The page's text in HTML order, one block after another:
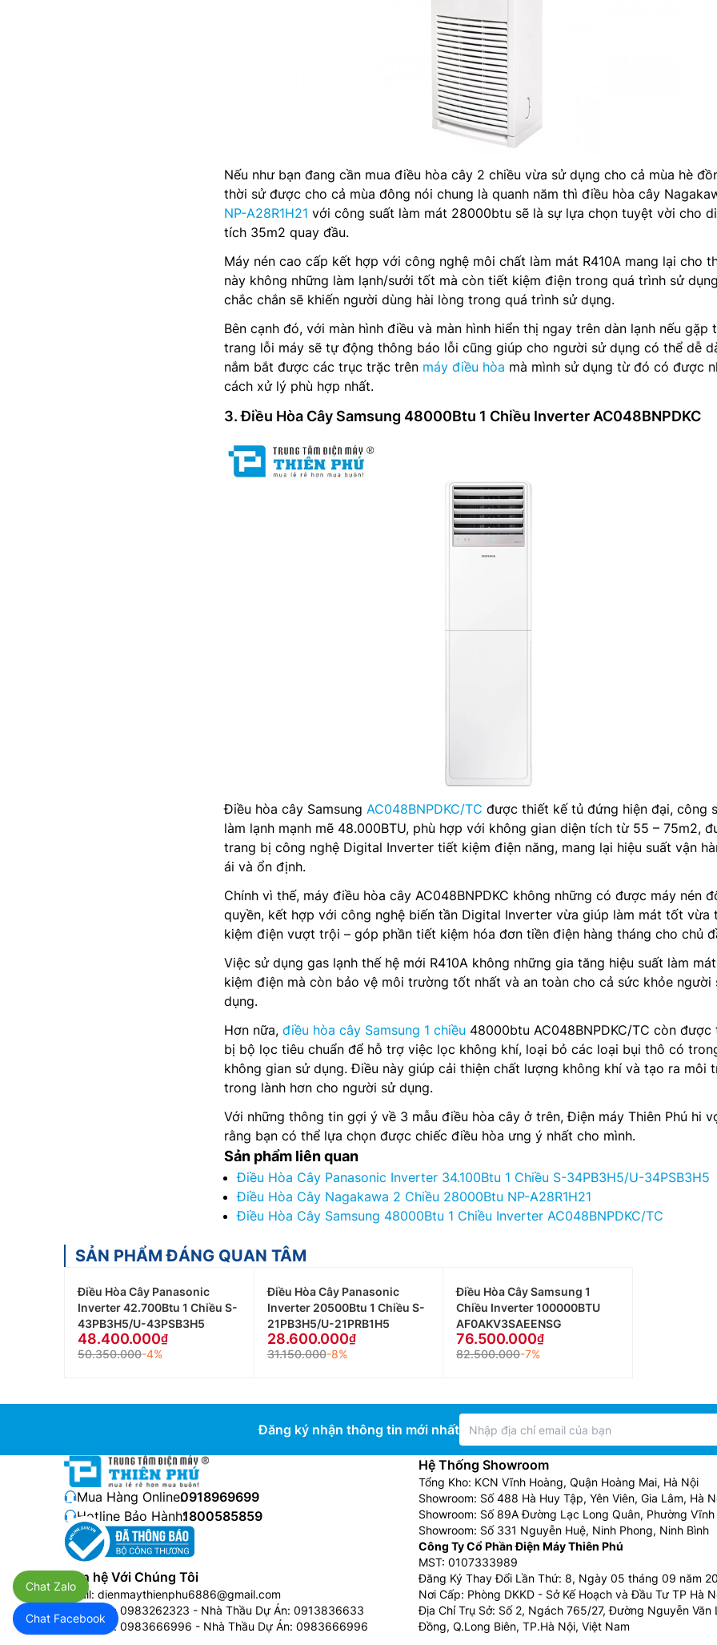
Nếu như bạn đang cần mua điều hòa cây 2 chiều vừa sử dụng cho cả mùa hè
thời sử được cho cả mùa đông nói chung là quanh năm thì điều hòa cây
NP-A28R1H21 với công suất làm mát 28000btu sẽ là sự lựa chọn tuyệt vời cho
tích 35m2 quay đầu.
Máy nén cao cấp kết hợp với công nghệ môi chất làm mát R410A mang lại cho
này không những làm lạnh/sưởi tốt mà còn tiết kiệm điện trong quá trình sử
chắc chắn sẽ khiến người dùng hài lòng trong quá trình sử dụng.
Bên cạnh đó, với màn hình điều và màn hình hiển thị ngay trên dàn lạnh nếu gặp
trang lỗi máy sẽ tự động thông báo lỗi cũng giúp cho người sử dụng có thể dễ
nắm bắt được các trục trặc trên máy điều hòa mà mình sử dụng từ đó có được
cách xử lý phù hợp nhất.
3. Điều Hòa Cây Samsung 48000Btu 1 Chiều Inverter AC048BNPDKC
Điều hòa cây Samsung AC048BNPDKC/TC được thiết kế tủ đứng hiện đại, công
làm lạnh mạnh mẽ 48.000BTU, phù hợp với không gian diện tích từ 55 – 75m2,
trang bị công nghệ Digital Inverter tiết kiệm điện năng, mang lại hiệu suất vận
ái và ổn định.
Chính vì thế, máy điều hòa cây AC048BNPDKC không những có được máy nén
quyền, kết hợp với công nghệ biến tần Digital Inverter vừa giúp làm mát tốt vừa
kiệm điện vượt trội – góp phần tiết kiệm hóa đơn tiền điện hàng tháng cho chủ
Việc sử dụng gas lạnh thế hệ mới R410A không những gia tăng hiệu suất làm
kiệm điện mà còn bảo vệ môi trường tốt nhất và an toàn cho cả sức khỏe người
dụng.
Hơn nữa, điều hòa cây Samsung 1 chiều 48000btu AC048BNPDKC/TC còn được
bị bộ lọc tiêu chuẩn để hỗ trợ việc lọc không khí, loại bỏ các loại bụi thô có
không gian sử dụng. Điều này giúp cải thiện chất lượng không khí và tạo ra môi
trong lành hơn cho người sử dụng.
Với những thông tin gợi ý về 3 mẫu điều hòa cây ở trên, Điện máy Thiên Phú hi
rằng bạn có thể lựa chọn được chiếc điều hòa ưng ý nhất cho mình.
Sản phẩm liên quan
Điều Hòa Cây Panasonic Inverter 34.100Btu 1 Chiều S-34PB3H5/U-34PSB3H5
Điều Hòa Cây Nagakawa 2 Chiều 28000Btu NP-A28R1H21
Điều Hòa Cây Samsung 48000Btu 1 Chiều Inverter AC048BNPDKC/TC
SẢN PHẨM ĐÁNG QUAN TÂM
Điều Hòa Cây Panasonic
Inverter 42.700Btu 1 Chiều S-
43PB3H5/U-43PSB3H5
48.400.000
50.350.000-4%
Điều Hòa Cây Panasonic
Inverter 20500Btu 1 Chiều S-
21PB3H5/U-21PRB1H5
28.600.000
31.150.000-8%
Điều Hòa Cây Samsung 1
Chiều Inverter 100000BTU
AF0AKV3SAEENSG
76.500.000
82.500.000-7%
Đăng ký nhận thông tin mới nhất
Mua Hàng Online:0918969699
Hotline Bảo Hành:1800585859
Liên hệ Với Chúng Tôi
Email: dienmaythienphu6886@gmail.com
Bán Buôn:0983262323 - Nhà Thầu Dự Án: 0913836633
Bán Buôn:0983666996 - Nhà Thầu Dự Án: 0983666996
Hệ Thống Showroom
Tổng Kho: KCN Vĩnh Hoàng, Quận Hoàng Mai, Hà Nội
Showroom: Số 488 Hà Huy Tập, Yên Viên, Gia Lâm, Hà
Showroom: Số 89A Đường Lạc Long Quân, Phường Vĩnh
Showroom: Số 331 Nguyễn Huệ, Ninh Phong, Ninh Bình
Công Ty Cổ Phần Điện Máy Thiên Phú
MST: 0107333989
Đăng Ký Thay Đổi Lần Thứ: 8, Ngày 05 tháng 09 năm
Nơi Cấp: Phòng DKKD - Sở Kế Hoạch và Đầu Tư TP Hà
Địa Chỉ Trụ Sở: Số 2, Ngách 765/27, Đường Nguyễn Văn
Đồng, Q.Long Biên, TP.Hà Nội, Việt Nam
Chat Zalo
Chat Facebook